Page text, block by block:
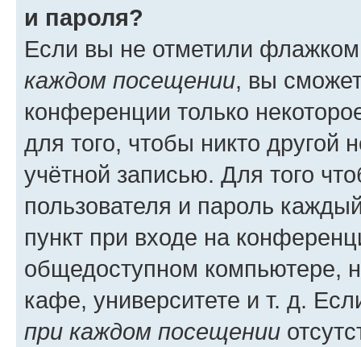
и пароля?
Если вы не отметили
каждом посещении, вы
конференции только
для того, чтобы никто другой
учётной записью. Для того
пользователя и пароль
пункт при входе на
общедоступном компьютере,
кафе, университете и т. д.
при каждом посещении